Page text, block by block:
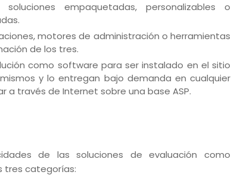
empaquetadas, personalizables o
motores de administración o herramientas
de los tres.
como software para ser instalado en el sitio
y lo entregan bajo demanda en cualquier
a través de Internet sobre una base ASP.
de las soluciones de evaluación como
tres categorías: